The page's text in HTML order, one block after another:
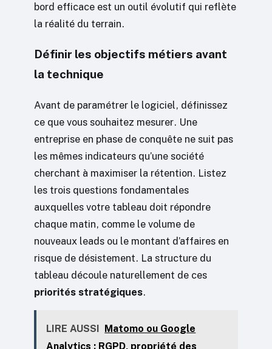
bord efficace est un outil évolutif qui reflète
la réalité du terrain.
Définir les objectifs métiers avant
la technique
Avant de paramétrer le logiciel, définissez
ce que vous souhaitez mesurer. Une
entreprise en phase de conquête ne suit pas
les mêmes indicateurs qu’une société
cherchant à maximiser la rétention. Listez
les trois questions fondamentales
auxquelles votre tableau doit répondre
chaque matin, comme le volume de
nouveaux leads ou le montant d’affaires en
risque de désistement. La structure du
tableau découle naturellement de ces
priorités stratégiques.
LIRE AUSSI Matomo ou Google
Analytics : RGPD, propriété des